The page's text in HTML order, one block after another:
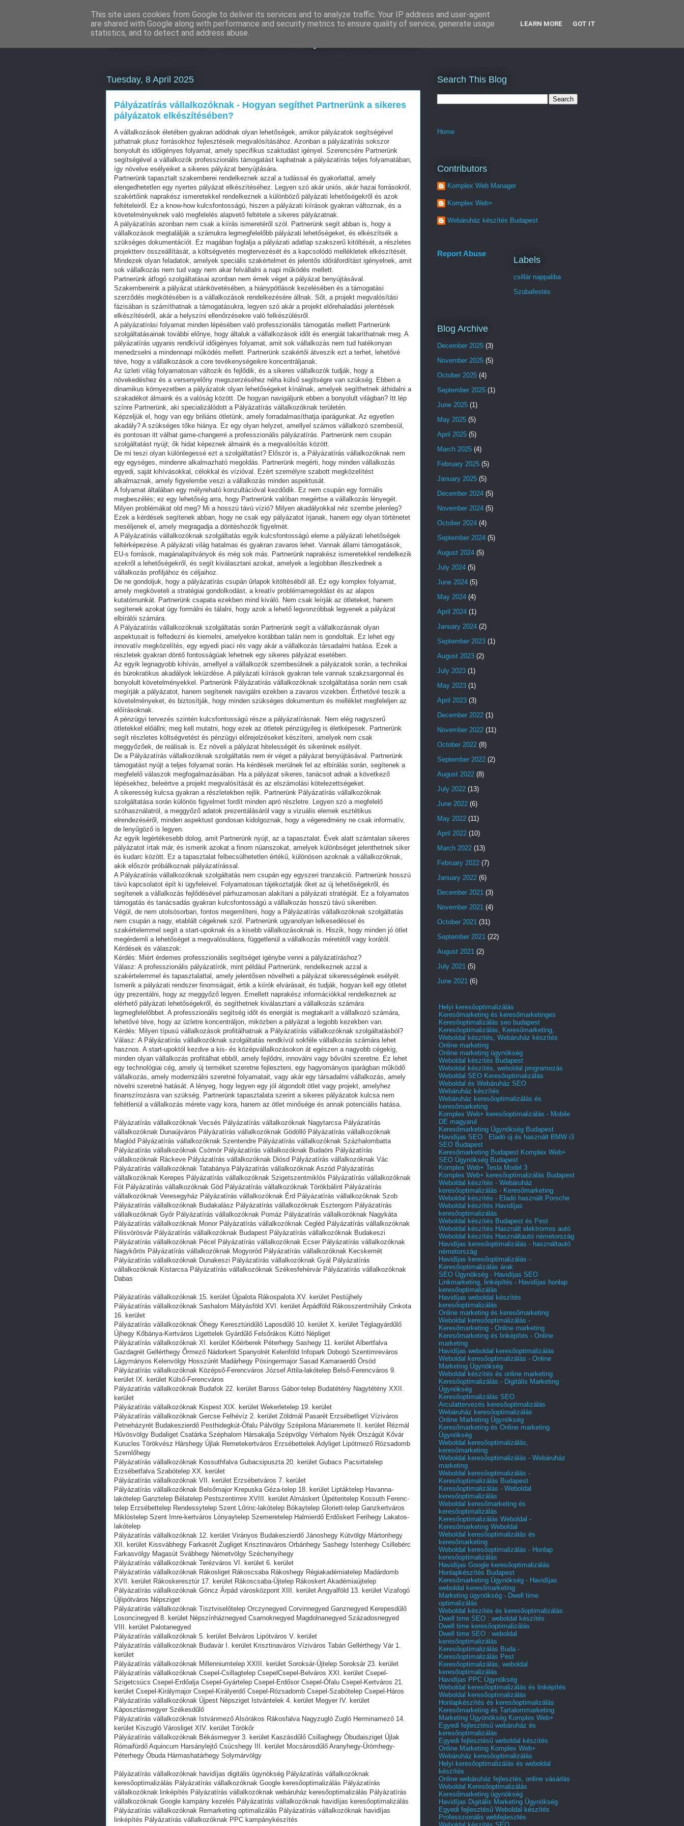
Webáruház Kulcsszó optimalizálás
Tuesday, 8 April 2025
Pályázatírás vállalkozóknak - Hogyan segíthet Partnerünk a sikeres
pályázatok elkészítésében?
A vállalkozások életében gyakran adódnak olyan lehetőségek, amikor pályázatok segítségével
juthatnak plusz forrásokhoz fejlesztéseik megvalósításához. Azonban a pályázatírás sokszor
bonyolult és időigényes folyamat, amely specifikus szaktudást igényel. Szerencsére Partnerünk
segítségével a vállalkozók professzionális támogatást kaphatnak a pályázatírás teljes folyamatában,
így növelve esélyeiket a sikeres pályázat benyújtására.
Partnerünk tapasztalt szakemberei rendelkeznek azzal a tudással és gyakorlattal, amely
elengedhetetlen egy nyertes pályázat elkészítéséhez. Legyen szó akár uniós, akár hazai forrásokról,
szakértőink naprakész ismeretekkel rendelkeznek a különböző pályázati lehetőségekről és azok
feltételeiről. Ez a know-how kulcsfontosságú, hiszen a pályázati kiírások gyakran változnak, és a
követelményeknek való megfelelés alapvető feltétele a sikeres pályázatnak.
A pályázatírás azonban nem csak a kiírás ismeretéről szól. Partnerünk segít abban is, hogy a
vállalkozások megtalálják a számukra legmegfelelőbb pályázati lehetőségeket, és elkészítsék a
szükséges dokumentációt. Ez magában foglalja a pályázati adatlap szakszerű kitöltését, a részletes
projektterv összeállítását, a költségvetés megtervezését és a kapcsolódó mellékletek elkészítését.
Mindezek olyan feladatok, amelyek speciális szakértelmet és jelentős időráfordítást igényelnek, amit
sok vállalkozás nem tud vagy nem akar felvállalni a napi működés mellett.
Partnerünk átfogó szolgáltatásai azonban nem érnek véget a pályázat benyújtásával.
Szakembereink a pályázat utánkövetésében, a hiánypótlások kezelésében és a támogatási
szerződés megkötésében is a vállalkozások rendelkezésére állnak. Sőt, a projekt megvalósítási
fázisában is számíthatnak a támogatásukra, legyen szó akár a projekt előrehaladási jelentések
elkészítéséről, akár a helyszíni ellenőrzésekre való felkészülésről.
A pályázatírási folyamat minden lépésében való professzionális támogatás mellett Partnerünk
szolgáltatásainak további előnye, hogy általuk a vállalkozások időt és energiát takaríthatnak meg. A
pályázatírás ugyanis rendkívül időigényes folyamat, amit sok vállalkozás nem tud hatékonyan
menedzselni a mindennapi működés mellett. Partnerünk szakértői átveszik ezt a terhet, lehetővé
téve, hogy a vállalkozások a core tevékenységeikre koncentráljanak.
Az üzleti világ folyamatosan változik és fejlődik, és a sikeres vállalkozók tudják, hogy a
növekedéshez és a versenyelőny megszerzéséhez néha külső segítségre van szükség. Ebben a
dinamikus környezetben a pályázatok olyan lehetőségeket kínálnak, amelyek segíthetnek áthidalni a
szakadékot álmaink és a valóság között. De hogyan navigáljunk ebben a bonyolult világban? Itt lép
színre Partnerünk, aki specializálódott a Pályázatírás vállalkozóknak területén.
Képzeljük el, hogy van egy briliáns ötletünk, amely forradalmasíthatja iparágunkat. Az egyetlen
akadály? A szükséges tőke hiánya. Ez egy olyan helyzet, amellyel számos vállalkozó szembesül,
és pontosan itt válhat game-changerré a professzionális pályázatírás. Partnerünk nem csupán
szolgáltatást nyújt; ők hidat képeznek álmaink és a megvalósítás között.
De mi teszi olyan különlegessé ezt a szolgáltatást? Először is, a Pályázatírás vállalkozóknak nem
egy egységes, mindenre alkalmazható megoldás. Partnerünk megérti, hogy minden vállalkozás
egyedi, saját kihívásokkal, célokkal és vízióval. Ezért személyre szabott megközelítést
alkalmaznak, amely figyelembe veszi a vállalkozás minden aspektusát.
A folyamat általában egy mélyreható konzultációval kezdődik. Ez nem csupán egy formális
megbeszélés; ez egy lehetőség arra, hogy Partnerünk valóban megértse a vállalkozás lényegét.
Milyen problémákat old meg? Mi a hosszú távú vízió? Milyen akadályokkal néz szembe jelenleg?
Ezek a kérdések segítenek abban, hogy ne csak egy pályázatot írjanak, hanem egy olyan történetet
meséljenek el, amely megragadja a döntéshozók figyelmét.
A Pályázatírás vállalkozóknak szolgáltatás egyik kulcsfontosságú eleme a pályázati lehetőségek
feltérképezése. A pályázati világ hatalmas és gyakran zavaros lehet. Vannak állami támogatások,
EU-s források, magánalapítványok és még sok más. Partnerünk naprakész ismeretekkel rendelkezik
ezekről a lehetőségekről, és segít kiválasztani azokat, amelyek a legjobban illeszkednek a
vállalkozás profiljához és céljaihoz.
De ne gondoljuk, hogy a pályázatírás csupán űrlapok kitöltéséből áll. Ez egy komplex folyamat,
amely megköveteli a stratégiai gondolkodást, a kreatív problémamegoldást és az alapos
kutatómunkát. Partnerünk csapata ezekben mind kiváló. Nem csak leírják az ötleteket, hanem
segítenek azokat úgy formálni és tálalni, hogy azok a lehető legvonzóbbak legyenek a pályázat
elbírálói számára.
A Pályázatírás vállalkozóknak szolgáltatás során Partnerünk segít a vállalkozásnak olyan
aspektusait is felfedezni és kiemelni, amelyekre korábban talán nem is gondoltak. Ez lehet egy
innovatív megközelítés, egy egyedi piaci rés vagy akár a vállalkozás társadalmi hatása. Ezek a
részletek gyakran döntő fontosságúak lehetnek egy sikeres pályázat esetében.
Az egyik legnagyobb kihívás, amellyel a vállalkozók szembesülnek a pályázatok során, a technikai
és bürokratikus akadályok leküzdése. A pályázati kiírások gyakran tele vannak szakzsargonnal és
bonyolult követelményekkel. Partnerünk Pályázatírás vállalkozóknak szolgáltatása során nem csak
megírják a pályázatot, hanem segítenek navigálni ezekben a zavaros vizekben. Érthetővé teszik a
követelményeket, és biztosítják, hogy minden szükséges dokumentum és melléklet megfeleljen az
előírásoknak.
A pénzügyi tervezés szintén kulcsfontosságú része a pályázatírásnak. Nem elég nagyszerű
ötletekkel előállni; meg kell mutatni, hogy ezek az ötletek pénzügyileg is életképesek. Partnerünk
segít részletes költségvetést és pénzügyi előrejelzéseket készíteni, amelyek nem csak
meggyőzőek, de reálisak is. Ez növeli a pályázat hitelességét és sikerének esélyét.
De a Pályázatírás vállalkozóknak szolgáltatás nem ér véget a pályázat benyújtásával. Partnerünk
támogatást nyújt a teljes folyamat során. Ha kérdések merülnek fel az elbírálás során, segítenek a
megfelelő válaszok megfogalmazásában. Ha a pályázat sikeres, tanácsot adnak a következő
lépésekhez, beleértve a projekt megvalósítását és az elszámolási kötelezettségeket.
A sikeresség kulcsa gyakran a részletekben rejlik. Partnerünk Pályázatírás vállalkozóknak
szolgáltatása során különös figyelmet fordít minden apró részletre. Legyen szó a megfelelő
szóhasználatról, a meggyőző adatok prezentálásáról vagy a vizuális elemek esztétikus
elrendezéséről, minden aspektust gondosan kidolgoznak, hogy a végeredmény ne csak informatív,
de lenyűgöző is legyen.
Az egyik legértékesebb dolog, amit Partnerünk nyújt, az a tapasztalat. Évek alatt számtalan sikeres
pályázatot írtak már, és ismerik azokat a finom nüanszokat, amelyek különbséget jelenthetnek siker
és kudarc között. Ez a tapasztalat felbecsülhetetlen értékű, különösen azoknak a vállalkozóknak,
akik először próbálkoznak pályázatírással.
A Pályázatírás vállalkozóknak szolgáltatás nem csupán egy egyszeri tranzakció. Partnerünk hosszú
távú kapcsolatot épít ki ügyfeleivel. Folyamatosan tájékoztatják őket az új lehetőségekről, és
segítenek a vállalkozás fejlődésével párhuzamosan alakítani a pályázati stratégiát. Ez a folyamatos
támogatás és tanácsadás gyakran kulcsfontosságú a vállalkozás hosszú távú sikerében.
Végül, de nem utolsósorban, fontos megemlíteni, hogy a Pályázatírás vállalkozóknak szolgáltatás
nem csupán a nagy, etablált cégeknek szól. Partnerünk ugyanolyan lelkesedéssel és
szakértelemmel segít a start-upoknak és a kisebb vállalkozásoknak is. Hiszik, hogy minden jó ötlet
megérdemli a lehetőséget a megvalósulásra, függetlenül a vállalkozás méretétől vagy korától.
Kérdések és válaszok:
Kérdés: Miért érdemes professzionális segítséget igénybe venni a pályázatíráshoz?
Válasz: A professzionális pályázatírók, mint például Partnerünk, rendelkeznek azzal a
szakértelemmel és tapasztalattal, amely jelentősen növelheti a pályázat sikerességének esélyét.
Ismerik a pályázati rendszer finomságait, értik a kiírók elvárásait, és tudják, hogyan kell egy ötletet
úgy prezentálni, hogy az meggyőző legyen. Emellett naprakész információkkal rendelkeznek az
elérhető pályázati lehetőségekről, és segíthetnek kiválasztani a vállalkozás számára
legmegfelelőbbet. A professzionális segítség időt és energiát is megtakarít a vállalkozó számára,
lehetővé téve, hogy az üzletre koncentráljon, miközben a pályázat a legjobb kezekben van.
Kérdés: Milyen típusú vállalkozások profitálhatnak a Pályázatírás vállalkozóknak szolgáltatásból?
Válasz: A Pályázatírás vállalkozóknak szolgáltatás rendkívül sokféle vállalkozás számára lehet
hasznos. A start-upoktól kezdve a kis- és középvállalkozásokon át egészen a nagyobb cégekig,
minden olyan vállalkozás profitálhat ebből, amely fejlődni, innoválni vagy bővülni szeretne. Ez lehet
egy technológiai cég, amely új terméket szeretne fejleszteni, egy hagyományos iparágban működő
vállalkozás, amely modernizálni szeretné folyamatait, vagy akár egy társadalmi vállalkozás, amely
növelni szeretné hatását. A lényeg, hogy legyen egy jól átgondolt ötlet vagy projekt, amelyhez
finanszírozásra van szükség. Partnerünk tapasztalata szerint a sikeres pályázatok kulcsa nem
feltétlenül a vállalkozás mérete vagy kora, hanem az ötlet minősége és annak potenciális hatása.
Pályázatírás vállalkozóknak Vecsés Pályázatírás vállalkozóknak Nagytarcsa Pályázatírás
vállalkozóknak Dunaújváros Pályázatírás vállalkozóknak Gödöllő Pályázatírás vállalkozóknak
Maglód Pályázatírás vállalkozóknak Szentendre Pályázatírás vállalkozóknak Százhalombatta
Pályázatírás vállalkozóknak Csömör Pályázatírás vállalkozóknak Budaörs Pályázatírás
vállalkozóknak Ráckeve Pályázatírás vállalkozóknak Diósd Pályázatírás vállalkozóknak Vác
Pályázatírás vállalkozóknak Tatabánya Pályázatírás vállalkozóknak Aszód Pályázatírás
vállalkozóknak Kerepes Pályázatírás vállalkozóknak Szigetszentmiklós Pályázatírás vállalkozóknak
Fót Pályázatírás vállalkozóknak Göd Pályázatírás vállalkozóknak Törökbálint Pályázatírás
vállalkozóknak Veresegyház Pályázatírás vállalkozóknak Érd Pályázatírás vállalkozóknak Szob
Pályázatírás vállalkozóknak Budakalász Pályázatírás vállalkozóknak Esztergom Pályázatírás
vállalkozóknak Győr Pályázatírás vállalkozóknak Pomáz Pályázatírás vállalkozóknak Nagykáta
Pályázatírás vállalkozóknak Monor Pályázatírás vállalkozóknak Cegléd Pályázatírás vállalkozóknak
Pilisvörösvár Pályázatírás vállalkozóknak Budapest Pályázatírás vállalkozóknak Budakeszi
Pályázatírás vállalkozóknak Pécel Pályázatírás vállalkozóknak Ecser Pályázatírás vállalkozóknak
Nagykőrös Pályázatírás vállalkozóknak Mogyoród Pályázatírás vállalkozóknak Kecskemét
Pályázatírás vállalkozóknak Dunakeszi Pályázatírás vállalkozóknak Gyál Pályázatírás
vállalkozóknak Kistarcsa Pályázatírás vállalkozóknak Székesfehérvár Pályázatírás vállalkozóknak
Dabas
Pályázatírás vállalkozóknak 15. kerület Újpalota Rákospalota XV. kerület Pestújhely
Pályázatírás vállalkozóknak Sashalom Mátyásföld XVI. kerület Árpádföld Rákosszentmihály Cinkota
16. kerület
Pályázatírás vállalkozóknak Óhegy Keresztúridűlő Laposdűlő 10. kerület X. kerület Téglagyárdűlő
Újhegy Kőbánya-Kertváros Ligettelek Gyárdűlő Felsőrákos Kúttó Népliget
Pályázatírás vállalkozóknak XI. kerület Kőérberek Péterhegy Sashegy 11. kerület Albertfalva
Gazdagrét Gellérthegy Őrmező Nádorkert Spanyolrét Kelenföld Infopark Dobogó Szentimreváros
Lágymányos Kelenvölgy Hosszúrét Madárhegy Pösingermajor Sasad Kamaraerdő Örsöd
Pályázatírás vállalkozóknak Középső-Ferencváros József Attila-lakótelep Belső-Ferencváros 9.
kerület IX. kerület Külső-Ferencváros
Pályázatírás vállalkozóknak Budafok 22. kerület Baross Gábor-telep Budatétény Nagytétény XXII.
kerület
Pályázatírás vállalkozóknak Kispest XIX. kerület Wekerletelep 19. kerület
Pályázatírás vállalkozóknak Gercse Felhévíz 2. kerület Zöldmál Pasarét Erzsébetliget Víziváros
Petneházyrét Budakeszierdő Pesthidegkút-Ófalu Pálvölgy Szépilona Máriaremete II. kerület Rézmál
Hűvösvölgy Budaliget Csatárka Széphalom Hársakalja Szépvölgy Vérhalom Nyék Országút Kővár
Kurucles Törökvész Hárshegy Újlak Remetekertváros Erzsébettelek Adyliget Lipótmező Rózsadomb
Szemlőhegy
Pályázatírás vállalkozóknak Kossuthfalva Gubacsipuszta 20. kerület Gubacs Pacsirtatelep
Erzsébetfalva Szabótelep XX. kerület
Pályázatírás vállalkozóknak VII. kerület Erzsébetváros 7. kerület
Pályázatírás vállalkozóknak Belsőmajor Krepuska Géza-telep 18. kerület Liptáktelep Havanna-
lakótelep Ganztelep Bélatelep Pestszentimre XVIII. kerület Almáskert Újpéteritelep Kossuth Ferenc-
telep Erzsébettelep Rendessytelep Szent Lőrinc-lakótelep Bókaytelep Gloriett-telep Ganzkertváros
Miklóstelep Szent Imre-kertváros Lónyaytelep Szemeretelep Halmierdő Erdőskert Ferihegy Lakatos-
lakótelep
Pályázatírás vállalkozóknak 12. kerület Virányos Budakeszierdő Jánoshegy Kútvölgy Mártonhegy
XII. kerület Kissvábhegy Farkasrét Zugliget Krisztinaváros Orbánhegy Sashegy Istenhegy Csillebérc
Farkasvölgy Magasút Svábhegy Németvölgy Széchenyihegy
Pályázatírás vállalkozóknak Terézváros VI. kerület 6. kerület
Pályázatírás vállalkozóknak Rákosliget Rákoscsaba Rákoshegy Régiakadémiatelep Madárdomb
XVII. kerület Rákoskeresztúr 17. kerület Rákoscsaba-Újtelep Rákoskert Akadémiaújtelep
Pályázatírás vállalkozóknak Göncz Árpád városközpont XIII. kerület Angyalföld 13. kerület Vizafogó
Újlipótváros Népsziget
Pályázatírás vállalkozóknak Tisztviselőtelep Orczynegyed Corvinnegyed Ganznegyed Kerepesdűlő
Losoncinegyed 8. kerület Népszínháznegyed Csarnoknegyed Magdolnanegyed Századosnegyed
VIII. kerület Palotanegyed
Pályázatírás vállalkozóknak 5. kerület Belváros Lipótváros V. kerület
Pályázatírás vállalkozóknak Budavár I. kerület Krisztinaváros Víziváros Tabán Gellérthegy Vár 1.
kerület
Pályázatírás vállalkozóknak Millenniumtelep XXIII. kerület Soroksár-Újtelep Soroksár 23. kerület
Pályázatírás vállalkozóknak Csepel-Csillagtelep CsepelCsepel-Belváros XXI. kerület Csepel-
Szigetcsúcs Csepel-Erdőalja Csepel-Gyártelep Csepel-Erdősor Csepel-Ófalu Csepel-Kertváros 21.
kerület Csepel-Királymajor Csepel-Királyerdő Csepel-Rózsadomb Csepel-Szabótelep Csepel-Háros
Pályázatírás vállalkozóknak Újpest Népsziget Istvántelek 4. kerület Megyer IV. kerület
Káposztásmegyer Székesdűlő
Pályázatírás vállalkozóknak Istvánmező Alsórákos Rákosfalva Nagyzugló Zugló Herminamező 14.
kerület Kiszugló Városliget XIV. kerület Törökőr
Pályázatírás vállalkozóknak Békásmegyer 3. kerület Kaszásdűlő Csillaghegy Óbudaisziget Újlak
Rómaifürdő Aquincum Harsánylejtő Csúcshegy III. kerület Mocsárosdűlő Aranyhegy-Ürömhegy-
Péterhegy Óbuda Hármashatárhegy Solymárvölgy
Pályázatírás vállalkozóknak havidíjas digitális ügynökség Pályázatírás vállalkozóknak
keresőoptimalizálás Pályázatírás vállalkozóknak Google keresőoptimalizálás Pályázatírás
vállalkozóknak linképítés Pályázatírás vállalkozóknak webáruház keresőoptimalizálás Pályázatírás
vállalkozóknak Google kampány kezelés Pályázatírás vállalkozóknak havidíjas keresőoptimalizálás
Pályázatírás vállalkozóknak Remarketing optimalizálás Pályázatírás vállalkozóknak havidíjas
linképítés Pályázatírás vállalkozóknak PPC kampánykészítés
Search This Blog
Home
Contributors
Komplex Web Manager
Komplex Web+
Webáruház készítés Budapest
Report Abuse
Labels
csillár nappaliba
Szobafestés
Blog Archive
December 2025 (3)
November 2025 (5)
October 2025 (4)
September 2025 (1)
June 2025 (1)
May 2025 (5)
April 2025 (5)
March 2025 (4)
February 2025 (5)
January 2025 (5)
December 2024 (5)
November 2024 (5)
October 2024 (4)
September 2024 (5)
August 2024 (5)
July 2024 (5)
June 2024 (5)
May 2024 (4)
April 2024 (1)
January 2024 (2)
September 2023 (1)
August 2023 (2)
July 2023 (1)
May 2023 (1)
April 2023 (3)
December 2022 (1)
November 2022 (11)
October 2022 (8)
September 2022 (2)
August 2022 (8)
July 2022 (13)
June 2022 (6)
May 2022 (11)
April 2022 (10)
March 2022 (13)
February 2022 (7)
January 2022 (6)
December 2021 (3)
November 2021 (4)
October 2021 (31)
September 2021 (22)
August 2021 (2)
July 2021 (5)
June 2021 (6)
Helyi keresőoptimalizálás
Keresőmarketing és keresőmarketinges
Keresőoptimalizálás seo budapest
Keresőoptimalizálás, Keresőmarketing,
Weboldal készítés, Webáruház készítés
Online marketing
Online marketing ügynökség
Weboldal készítés Budapest
Weboldal készítés, weboldal programozás
Weboldal SEO Keresőoptimalizálás
Weboldal és Webáruház SEO
Webáruház készítés
Webáruház keresőoptimalizálás és
keresőmarketing
Komplex Web+ keresőoptimalizálás - Mobile
DE magyarul
Keresőmarketing Ügynökség Budapest
Havidíjas SEO : Eladó új és használt BMW i3
SEO Budapest
Keresőmarketing Budapest Komplex Web+
SEO Ügynökség Budapest
Komplex Web+ Tesla Model 3
Komplex Web+ keresőoptimalizálás Budapest
Weboldal készítés - Webáruház
keresőoptimalizálás - Keresőmarketing
Weboldal készítés - Eladó használt Porsche
Weboldal készítés Havidíjas
keresőoptimalizálás
Weboldal készítés Budapest és Pest
Weboldal készítés Használt elektromos autó
Weboldal készítés Használtautó németország
Havidíjas keresőoptimalizálás - használtautó
németország
Havidíjas keresőoptimalizálás -
Keresőoptimalizálás árak
SEO Ügynökség - Havidíjas SEO
Linkmarketing, linképítés - Havidíjas honlap
keresőoptimalizálás
Havidíjas weboldal készítés
keresőoptimalizálás
Online marketing és keresőmarketing
Weboldal keresőoptimalizálás -
Keresőmarketing - Online marketing
Keresőmarketing és linképítés - Online
marketing
Havidíjas weboldal keresőoptimalizálás
Weboldal keresőoptimalizálás - Online
Marketing Ügynökség
Weboldal készítés és online marketing
Keresőoptimalizálás - Digitális Marketing
Ügynökség
Keresőoptimalizálás SEO
Arculattervezés keresőoptimalizálás
Webáruház keresőoptimalizálás
Online Marketing Ügynökség
Keresőmarketing és Online marketing
Ügynökség
Weboldal keresőoptimalizálás,
keresőmarketing
Weboldal keresőoptimalizálás - Webáruház
marketing
Weboldal keresőoptimalizálás -
Keresőoptimalizálás Budapest
Keresőoptimalizálás - Weboldal
keresőoptimalizálás
Weboldal keresőmarketing és
keresőoptimalizálás
Keresőoptimalizálás Weboldal -
Keresőmarketing Weboldal
Weboldal keresőoptimalizálás és
keresőmarketing
Weboldal keresőoptimalizálás - Honlap
keresőoptimalizálás
Havidíjas Google keresőoptimalizálás
Honlapkészítés Budapest
Keresőmarketing Ügynökség - Havidíjas
weboldal keresőmarketing
Marketing ügynökség - Dwell time
optimalizálás
Weboldal készítés és keresőoptimalizálás
Dwell time SEO : weboldal készítés
Dwell time keresőoptimalizálás
Dwell time SEO : weboldal
keresőoptimalizálás
Keresőoptimalizálás Buda -
Keresőoptimalizálás Pest
Keresőoptimalizálás, weboldal
keresőoptimalizálás
Havidíjas PPC Ügynökség
Weboldal keresőoptimalizálás és linképítés
Weboldal keresőoptimalizálás
Honlapkészítés és keresőoptimalizálás
Keresőmarketing és Tartalommarketing
Marketing Ügyönökség Komplex Web+
Egyedi fejlesztésű webáruház és
keresőoptimalizálás
Egyedi fejlesztésű weboldal készítés
Online Marketing Komplex Web+
Webáruház keresőoptimalizálás
Helyi keresőoptimalizálás és weboldal
készítés
Online webáruház fejlesztés, online vásárlás
Weboldal Keresőoptimalizálás
Keresőmarketing ügynökség
Havidíjas Digitális Marketing Ügynökség
Egyedi fejlesztésű Weboldal készítés
Professzionális webfejlesztés
Weboldal készítés SEO
This site uses cookies from Google to deliver its services and to analyze traffic. Your IP address and user-agent
are shared with Google along with performance and security metrics to ensure quality of service, generate usage
statistics, and to detect and address abuse.
LEARN MORE GOT IT